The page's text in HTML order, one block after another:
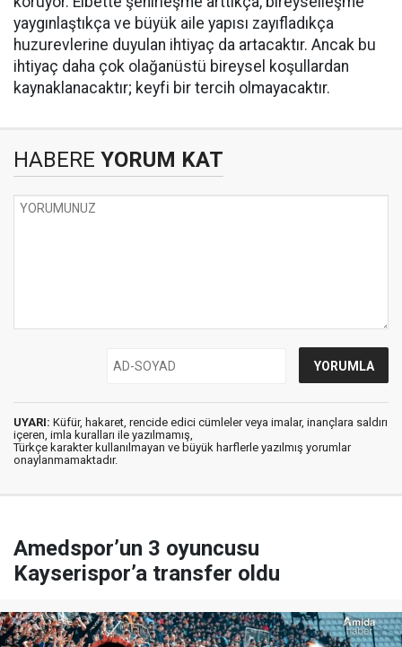
yaygınlaştıkça ve büyük aile yapısı zayıfladıkça
huzurevlerine duyulan ihtiyaç da artacaktır. Ancak bu
ihtiyaç daha çok olağanüstü bireysel koşullardan
kaynaklanacaktır; keyfi bir tercih olmayacaktır.
HABERE YORUM KAT
UYARI: Küfür, hakaret, rencide edici cümleler veya imalar, inançlara saldırı
içeren, imla kuralları ile yazılmamış,
Türkçe karakter kullanılmayan ve büyük harflerle yazılmış yorumlar
onaylanmamaktadır.
Amedspor’un 3 oyuncusu
Kayserispor’a transfer oldu